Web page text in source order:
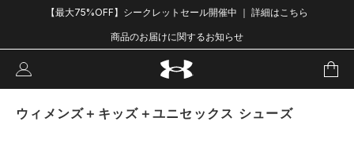
【最大75%OFF】シークレットセール開催中 ｜ 詳細はこちら
商品のお届けに関するお知らせ
ウィメンズ＋キッズ＋ユニセックス シューズ